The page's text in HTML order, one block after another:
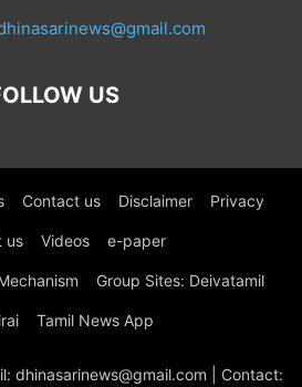
US
Contact us Disclaimer Privacy
us Videos e-paper
Group Sites: Deivatamil
Tamil News App
dhinasarinews@gmail.com | Contact: